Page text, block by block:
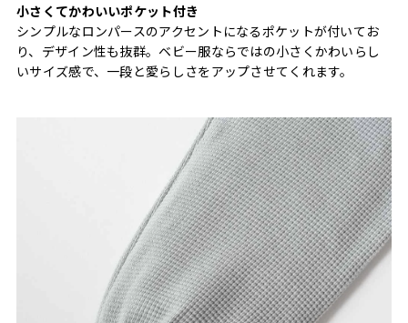
小さくてかわいいポケット付き
シンプルなロンパースのアクセントになるポケットが付いてお
り、デザイン性も抜群。ベビー服ならではの小さくかわいらし
いサイズ感で、一段と愛らしさをアップさせてくれます。